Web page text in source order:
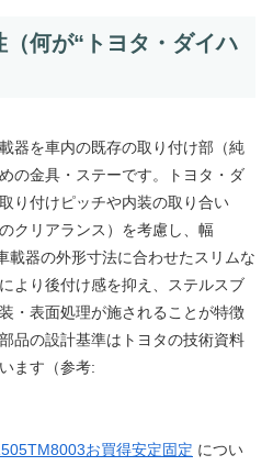
何が“トヨタ・ダイハ
器を車内の既存の取り付け部（純
の金具・ステーです。トヨタ・ダ
り付けピッチや内装の取り合い
クリアランス）を考慮し、幅
載器の外形寸法に合わせたスリムな
より後付け感を抑え、ステルスブ
・表面処理が施されることが特徴
品の設計基準はトヨタの技術資料
ます（参考:
お買得安定固定 につい